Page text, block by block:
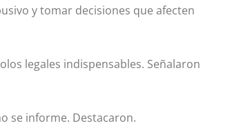
y tomar decisiones que afecten
legales indispensables. Señalaron
se informe. Destacaron.